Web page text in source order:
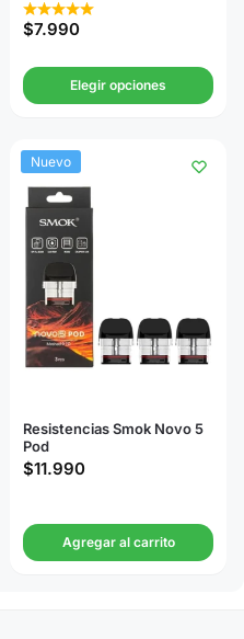
$7.990
Elegir opciones
Nuevo
Resistencias Smok Novo 5
Pod
$11.990
Agregar al carrito